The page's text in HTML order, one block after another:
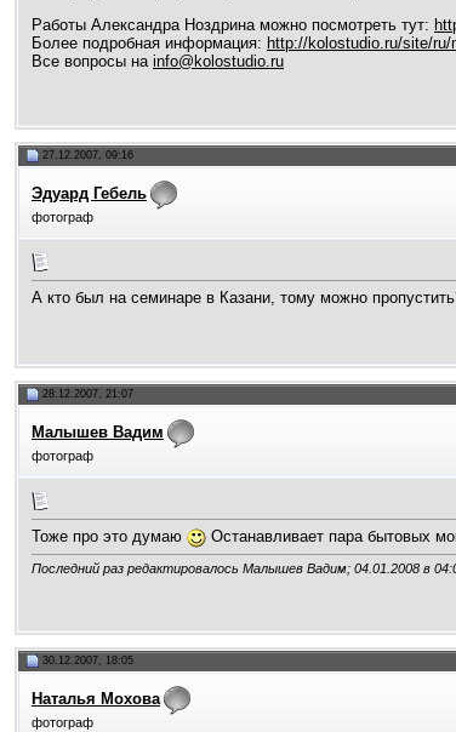
Работы Александра Ноздрина можно посмотреть тут:
Более подробная информация: http://kolostudio.ru/site/ru/
Все вопросы на info@kolostudio.ru
27.12.2007, 09:16
Эдуард Гебель
фотограф
А кто был на семинаре в Казани, тому можно
28.12.2007, 21:07
Малышев Вадим
фотограф
Тоже про это думаю Останавливает пара бытовых
Последний раз редактировалось Малышев Вадим; 04.01.2008 в
30.12.2007, 18:05
Наталья Мохова
фотограф